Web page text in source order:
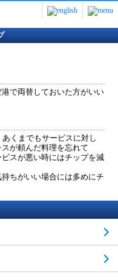
で両替しておいた方がいい
くまでもサービスに対し
が頼んだ料理を忘れて
スが悪い時にはチップを減
ちがいい場合には多めにチ